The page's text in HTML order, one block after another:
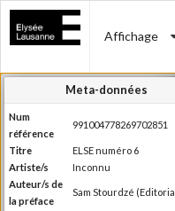
Affichage
Meta-données
Num
référence
991004778269702851
Titre
ELSE numéro 6
Artiste/s
Inconnu
Auteur/s de
la préface
Sam Stourdzé